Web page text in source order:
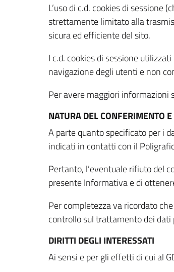
L’uso di c.d. cookies di
strettamente limitato alla
sicura ed efficiente del sito.
I c.d. cookies di sessione
navigazione degli utenti e non
Per avere maggiori informazioni
NATURA DEL CONFERIMENTO
A parte quanto specificato per i
indicati in contatti con il
Pertanto, l’eventuale rifiuto del
presente Informativa e di
Per completezza va ricordato
controllo sul trattamento dei dati
DIRITTI DEGLI INTERESSATI
Ai sensi e per gli effetti di cui al